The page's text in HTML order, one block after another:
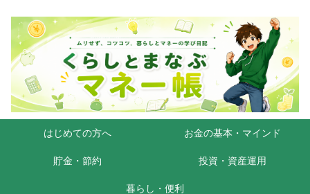
はじめての方へ お金の基本・マインド
貯金・節約 投資・資産運用
暮らし・便利